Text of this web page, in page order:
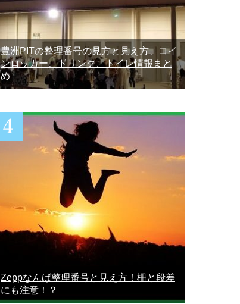
豊洲PITの整理番号の見方と見え方、コイ
ンロッカー、ドリンク、トイレ情報まと
め
Zeppなんば整理番号と見え方！柵と段差
にも注意！？